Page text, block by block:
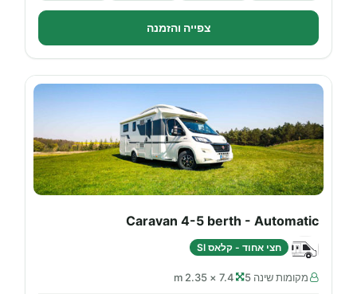
צפייה והזמנה
Caravan 4-5 berth - Automatic
חצי אחוד - קלאס SI
מקומות שינה 5 7.4 × 2.35 m